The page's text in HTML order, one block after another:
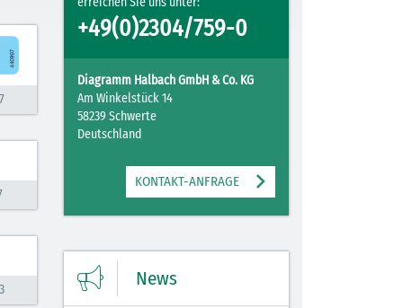
+49(0)2304/759-0
Diagramm Halbach GmbH & Co. KG
Am Winkelstück 14
58239 Schwerte
Deutschland
KONTAKT-ANFRAGE
News